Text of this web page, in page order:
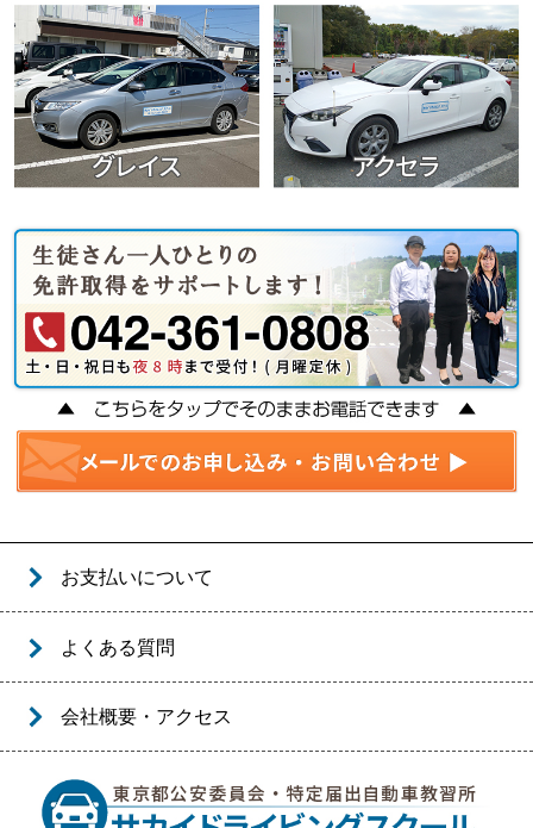
お支払いについて
よくある質問
会社概要・アクセス